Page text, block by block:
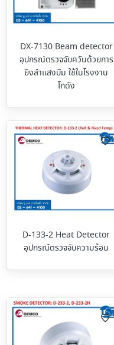
DX-7130 Beam detector
อุปกรณ์ตรวจจับควันด้วยการ
ยิงลำแสงบีม ใช้ในโรงงาน
โกดัง
D-133-2 Heat Detector
อุปกรณ์ตรวจจับความร้อน